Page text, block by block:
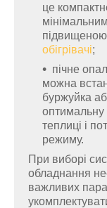
це
обігрівачі;
пічне
можна
буржуйка
оптимальну
теплиці і
режиму.
При виборі
обладнання
важливих